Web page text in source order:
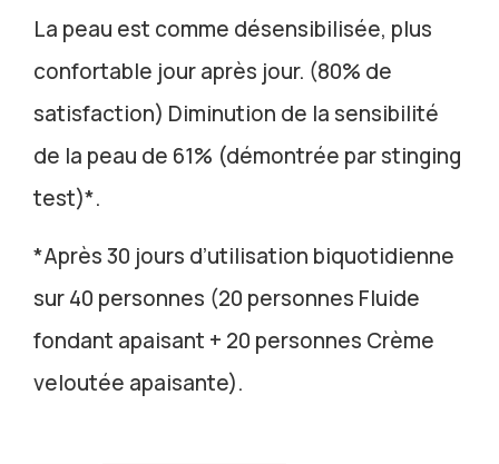
La peau est comme désensibilisée, plus
confortable jour après jour. (80% de
satisfaction) Diminution de la sensibilité
de la peau de 61% (démontrée par stinging
test)*.
*Après 30 jours d’utilisation biquotidienne
sur 40 personnes (20 personnes Fluide
fondant apaisant + 20 personnes Crème
veloutée apaisante).